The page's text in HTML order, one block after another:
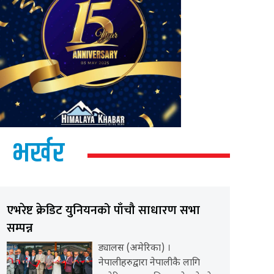
भर्खर
एभरेष्ट क्रेडिट युनियनको पाँचौ साधारण सभा
सम्पन्न
ड्यालस (अमेरिका) ।
नेपालीहरुद्वारा नेपालीकै लागि